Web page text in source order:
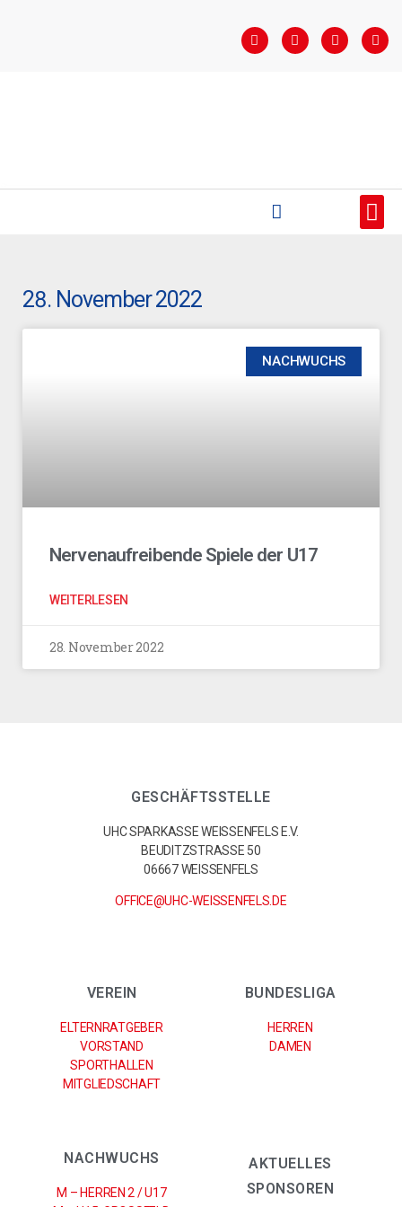
28. November 2022
NACHWUCHS
Nervenaufreibende Spiele der U17
WEITERLESEN
28. November 2022
GESCHÄFTSSTELLE
UHC SPARKASSE WEISSENFELS E.V.
BEUDITZSTRASSE 50
06667 WEISSENFELS
OFFICE@UHC-WEISSENFELS.DE
VEREIN
ELTERNRATGEBER
VORSTAND
SPORTHALLEN
MITGLIEDSCHAFT
BUNDESLIGA
HERREN
DAMEN
NACHWUCHS
M – HERREN 2 / U17
AKTUELLES
SPONSOREN